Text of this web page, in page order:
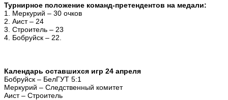
Турнирное положение команд-претендентов на медали:
1. Меркурий – 30 очков
2. Аист – 24
3. Строитель – 23
4. Бобруйск – 22.
Календарь оставшихся игр 24 апреля
Бобруйск – БелГУТ 5:1
Меркурий – Следственный комитет
Аист – Строитель